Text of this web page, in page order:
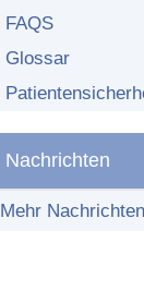
FAQS
Glossar
Nachrichten
Mehr